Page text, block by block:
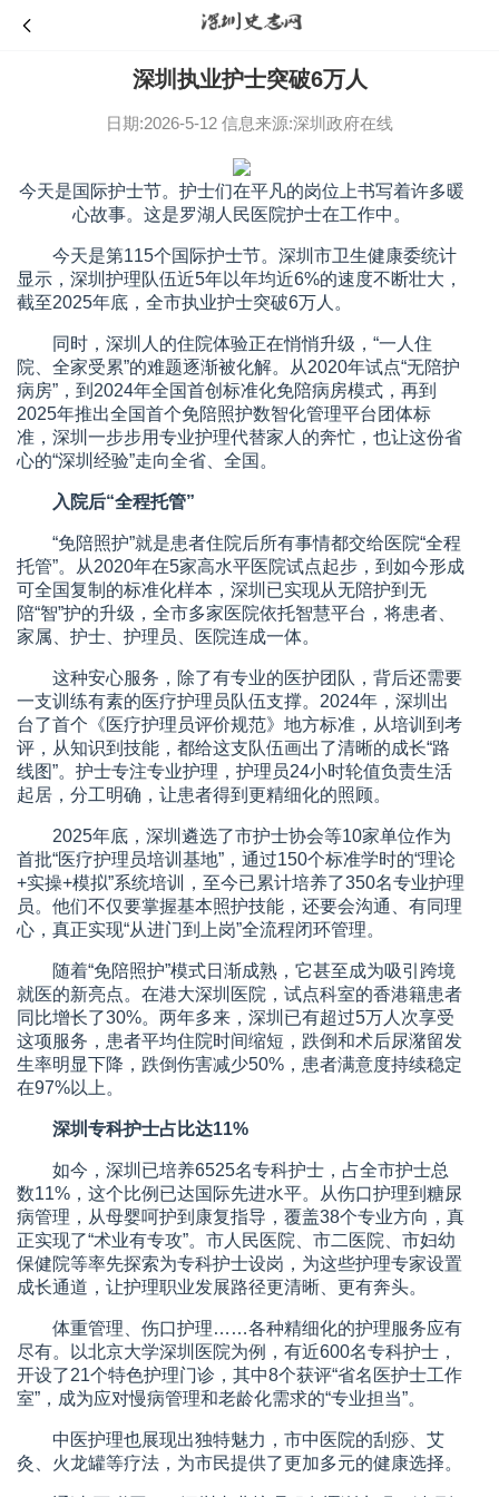
深圳执业护士突破6万人
日期:2026-5-12 信息来源:深圳政府在线
今天是国际护士节。护士们在平凡的岗位上书写着许多暖
心故事。这是罗湖人民医院护士在工作中。
今天是第115个国际护士节。深圳市卫生健康委统计
显示，深圳护理队伍近5年以年均近6%的速度不断壮大，
截至2025年底，全市执业护士突破6万人。
同时，深圳人的住院体验正在悄悄升级，“一人住
院、全家受累”的难题逐渐被化解。从2020年试点“无陪护
病房”，到2024年全国首创标准化免陪病房模式，再到
2025年推出全国首个免陪照护数智化管理平台团体标
准，深圳一步步用专业护理代替家人的奔忙，也让这份省
心的“深圳经验”走向全省、全国。
入院后“全程托管”
“免陪照护”就是患者住院后所有事情都交给医院“全程
托管”。从2020年在5家高水平医院试点起步，到如今形成
可全国复制的标准化样本，深圳已实现从无陪护到无
陪“智”护的升级，全市多家医院依托智慧平台，将患者、
家属、护士、护理员、医院连成一体。
这种安心服务，除了有专业的医护团队，背后还需要
一支训练有素的医疗护理员队伍支撑。2024年，深圳出
台了首个《医疗护理员评价规范》地方标准，从培训到考
评，从知识到技能，都给这支队伍画出了清晰的成长“路
线图”。护士专注专业护理，护理员24小时轮值负责生活
起居，分工明确，让患者得到更精细化的照顾。
2025年底，深圳遴选了市护士协会等10家单位作为
首批“医疗护理员培训基地”，通过150个标准学时的“理论
+实操+模拟”系统培训，至今已累计培养了350名专业护理
员。他们不仅要掌握基本照护技能，还要会沟通、有同理
心，真正实现“从进门到上岗”全流程闭环管理。
随着“免陪照护”模式日渐成熟，它甚至成为吸引跨境
就医的新亮点。在港大深圳医院，试点科室的香港籍患者
同比增长了30%。两年多来，深圳已有超过5万人次享受
这项服务，患者平均住院时间缩短，跌倒和术后尿潴留发
生率明显下降，跌倒伤害减少50%，患者满意度持续稳定
在97%以上。
深圳专科护士占比达11%
如今，深圳已培养6525名专科护士，占全市护士总
数11%，这个比例已达国际先进水平。从伤口护理到糖尿
病管理，从母婴呵护到康复指导，覆盖38个专业方向，真
正实现了“术业有专攻”。市人民医院、市二医院、市妇幼
保健院等率先探索为专科护士设岗，为这些护理专家设置
成长通道，让护理职业发展路径更清晰、更有奔头。
体重管理、伤口护理……各种精细化的护理服务应有
尽有。以北京大学深圳医院为例，有近600名专科护士，
开设了21个特色护理门诊，其中8个获评“省名医护士工作
室”，成为应对慢病管理和老龄化需求的“专业担当”。
中医护理也展现出独特魅力，市中医院的刮痧、艾
灸、火龙罐等疗法，为市民提供了更加多元的健康选择。